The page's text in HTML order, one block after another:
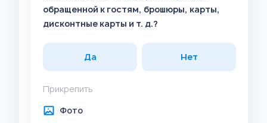
обращенной к гостям, брошюры, карты,
дисконтные карты и т. д.?
Да Нет
Прикрепить
Фото